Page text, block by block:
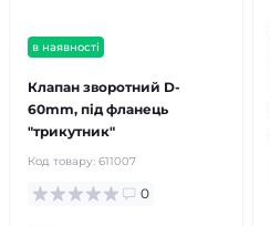
в наявності
Клапан зворотний D-
60mm, під фланець
"трикутник"
Код товару: 611007
0